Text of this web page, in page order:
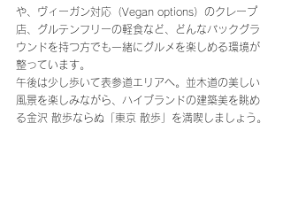
や、ヴィーガン対応（Vegan options）のクレープ
店、グルテンフリーの軽食など、どんなバックグラ
ウンドを持つ方でも一緒にグルメを楽しめる環境が
整っています。
午後は少し歩いて表参道エリアへ。並木道の美しい
風景を楽しみながら、ハイブランドの建築美を眺め
る金沢 散歩ならぬ「東京 散歩」を満喫しましょう。